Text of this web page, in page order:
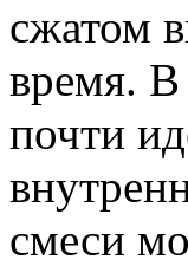
сжатом
время. В
почти
смеси